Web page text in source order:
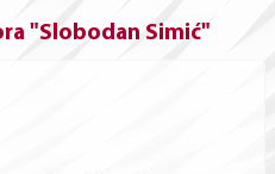
"Slobodan Simić"